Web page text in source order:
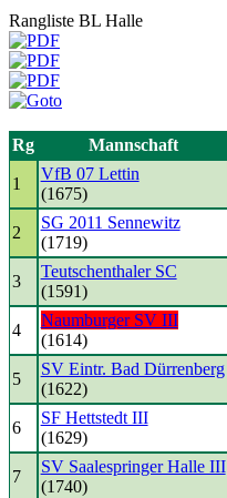
Rangliste BL Halle
Rg Mannschaft
1
VfB 07 Lettin
(1675)
2
SG 2011 Sennewitz
(1719)
3
Teutschenthaler SC
(1591)
4
Naumburger SV III
(1614)
5
SV Eintr. Bad Dürrenberg
(1622)
6
SF Hettstedt III
(1629)
7
SV Saalespringer Halle III
(1740)